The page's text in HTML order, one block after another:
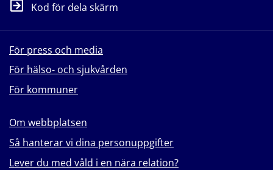
Kod för dela skärm
För press och media
För hälso- och sjukvården
För kommuner
Om webbplatsen
Så hanterar vi dina personuppgifter
Lever du med våld i en nära relation?